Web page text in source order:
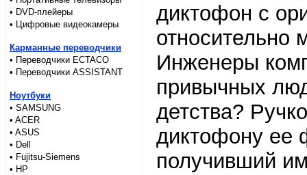
• DVD-плейеры
• Цифровые видеокамеры
Карманные переводчики
• Переводчики ECTACO
• Переводчики ASSISTANT
Ноутбуки
• SAMSUNG
• ACER
• ASUS
• Dell
• Fujitsu-Siemens
• HP
диктофон с
относительно
Инженеры
привычных
детства?
диктофону ее
получивший